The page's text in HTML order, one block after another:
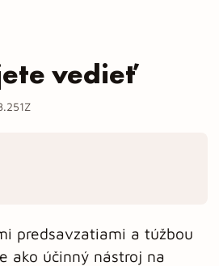
vedieť
predsavzatiami a túžbou
ako účinný nástroj na